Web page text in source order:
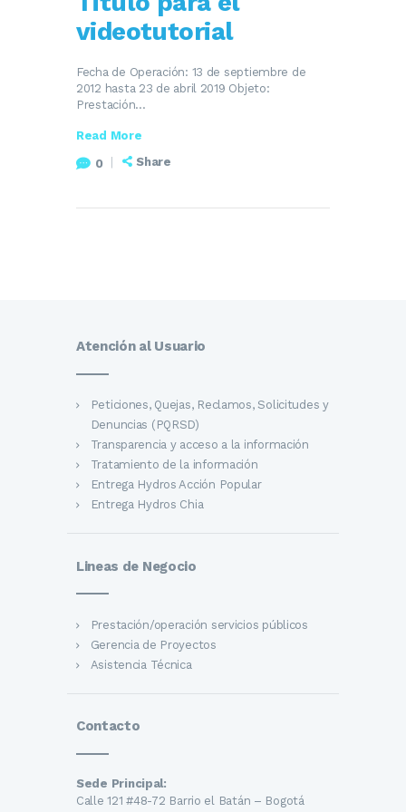
videotutorial
Fecha de Operación: 13 de septiembre de
2012 hasta 23 de abril 2019 Objeto:
Prestación…
Read More
0 Share
Atención al Usuario
Peticiones, Quejas, Reclamos, Solicitudes y
Denuncias (PQRSD)
Transparencia y acceso a la información
Tratamiento de la información
Entrega Hydros Acción Popular
Entrega Hydros Chia
Lineas de Negocio
Prestación/operación servicios públicos
Gerencia de Proyectos
Asistencia Técnica
Contacto
Sede Principal:
Calle 121 #48-72 Barrio el Batán – Bogotá